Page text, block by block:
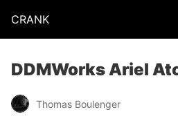
CRANK
DDMWorks Ariel
Thomas Boulenger